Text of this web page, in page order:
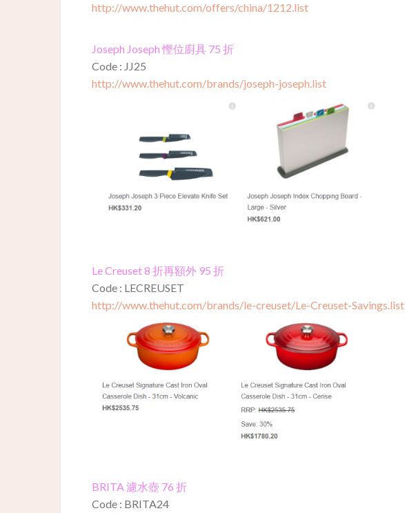
http://www.thehut.com/offers/china/1212.list
Joseph Joseph 慳位廚具 75 折
Code : JJ25
http://www.thehut.com/brands/joseph-joseph.list
Le Creuset 8 折再額外 95 折
Code : LECREUSET
http://www.thehut.com/brands/le-creuset/Le-Creuset-Savings.list
BRITA 濾水壺 76 折
Code : BRITA24